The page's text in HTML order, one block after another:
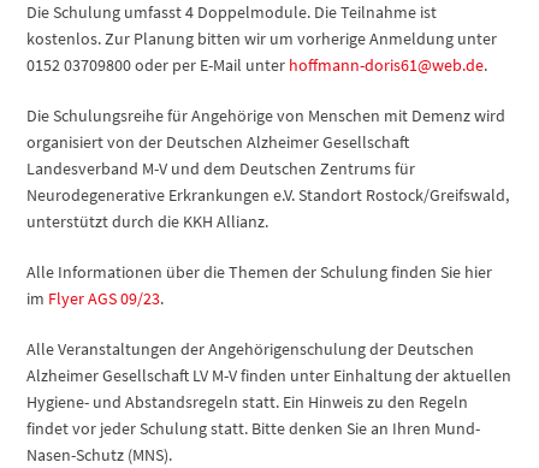
Die Schulung umfasst 4 Doppelmodule. Die Teilnahme ist
kostenlos. Zur Planung bitten wir um vorherige Anmeldung unter
0152 03709800 oder per E-Mail unter hoffmann-doris61@web.de.
Die Schulungsreihe für Angehörige von Menschen mit Demenz wird
organisiert von der Deutschen Alzheimer Gesellschaft
Landesverband M-V und dem Deutschen Zentrums für
Neurodegenerative Erkrankungen e.V. Standort Rostock/Greifswald,
unterstützt durch die KKH Allianz.
Alle Informationen über die Themen der Schulung finden Sie hier
im Flyer AGS 09/23.
Alle Veranstaltungen der Angehörigenschulung der Deutschen
Alzheimer Gesellschaft LV M-V finden unter Einhaltung der aktuellen
Hygiene- und Abstandsregeln statt. Ein Hinweis zu den Regeln
findet vor jeder Schulung statt. Bitte denken Sie an Ihren Mund-
Nasen-Schutz (MNS).